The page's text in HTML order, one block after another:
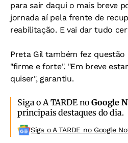
para sair daqui o mais breve
jornada aí pela frente de
reabilitação. E vai dar tudo
Preta Gil também fez
"firme e forte". "Em breve
quiser", garantiu.
Siga o A TARDE noGoogle
principais destaques do dia.
Siga o A TARDE no Google